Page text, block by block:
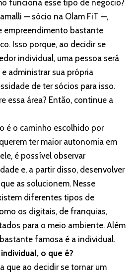
funciona esse tipo de negócio?
— sócio na Olam FiT —,
empreendimento bastante
Isso porque, ao decidir se
individual, uma pessoa será
administrar sua própria
de ter sócios para isso.
essa área? Então, continue a
é o caminho escolhido por
ter maior autonomia em
é possível observar
e, a partir disso, desenvolver
as solucionem. Nesse
diferentes tipos de
os digitais, de franquias,
para o meio ambiente. Além
famosa é a individual.
o que é?
que ao decidir se tornar um